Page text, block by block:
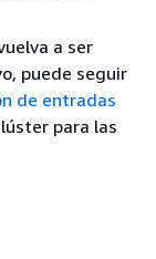
a ser
puede seguir
de entradas
para las